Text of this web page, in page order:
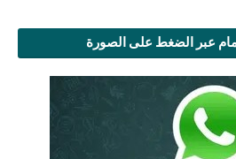
عبر الضغط على الصورة